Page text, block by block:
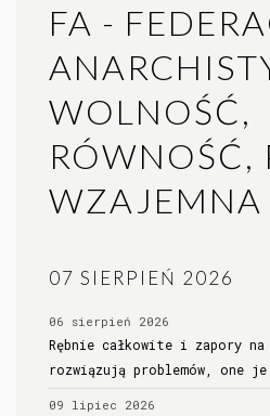
FA -
WOLNOŚĆ,
RÓWNOŚĆ,
WZAJEMNA
07 SIERPIEŃ 2026
06 sierpień 2026
Rębnie całkowite i zapory
rozwiązują problemów, one
09 lipiec 2026